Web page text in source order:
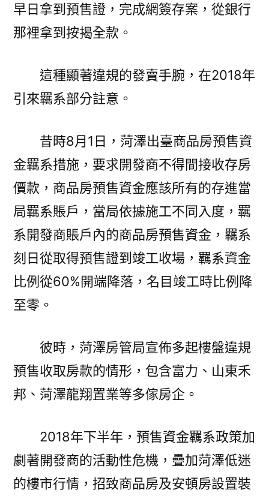
早日拿到預售證，完成網簽存案，從銀行
那裡拿到按揭全款。
這種顯著違規的發賣手腕，在2018年
引來羈系部分註意。
昔時8月1日，菏澤出臺商品房預售資
金羈系措施，要求開發商不得間接收存房
價款，商品房預售資金應該所有的存進當
局羈系賬戶，當局依據施工不同入度，羈
系開發商賬戶內的商品房預售資金，羈系
刻日從取得預售證到竣工收場，羈系資金
比例從60%開端降落，名目竣工時比例降
至零。
彼時，菏澤房管局宣佈多起樓盤違規
預售收取房款的情形，包含富力、山東禾
邦、菏澤龍翔置業等多傢房企。
2018年下半年，預售資金羈系政策加
劇著開發商的活動性危機，疊加菏澤低迷
的樓市行情，招致商品房及安頓房設置裝